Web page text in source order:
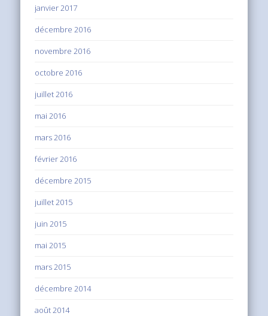
janvier 2017
décembre 2016
novembre 2016
octobre 2016
juillet 2016
mai 2016
mars 2016
février 2016
décembre 2015
juillet 2015
juin 2015
mai 2015
mars 2015
décembre 2014
août 2014